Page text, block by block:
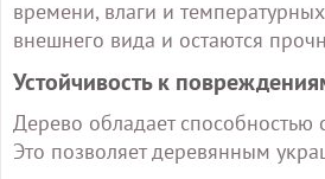
времени, влаги и
внешнего вида и остаются
Устойчивость к
Дерево обладает способностью
Это позволяет деревянным